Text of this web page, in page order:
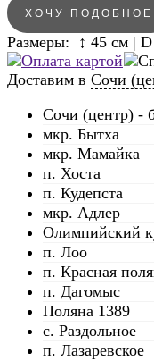
ХОЧУ ПОДОБНОЕ
Размеры: ↕ 45 см |
Доставим в Сочи
Сочи (центр) -
мкр. Бытха
мкр. Мамайка
п. Хоста
п. Кудепста
мкр. Адлер
Олимпийский
п. Лоо
п. Красная
п. Дагомыс
Поляна 1389
с. Раздольное
п. Лазаревское